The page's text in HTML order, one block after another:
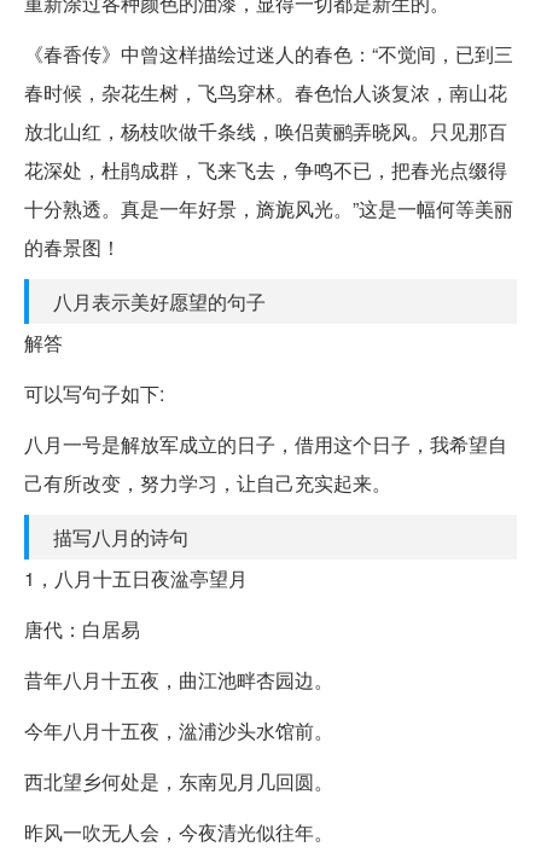
《春香传》中曾这样描绘过迷人的春色：“不觉间，已到三
春时候，杂花生树，飞鸟穿林。春色怡人谈复浓，南山花
放北山红，杨枝吹做千条线，唤侣黄鹂弄晓风。只见那百
花深处，杜鹃成群，飞来飞去，争鸣不已，把春光点缀得
十分熟透。真是一年好景，旖旎风光。”这是一幅何等美丽
的春景图！
八月表示美好愿望的句子
解答
可以写句子如下:
八月一号是解放军成立的日子，借用这个日子，我希望自
己有所改变，努力学习，让自己充实起来。
描写八月的诗句
1，八月十五日夜湓亭望月
唐代：白居易
昔年八月十五夜，曲江池畔杏园边。
今年八月十五夜，湓浦沙头水馆前。
西北望乡何处是，东南见月几回圆。
昨风一吹无人会，今夜清光似往年。